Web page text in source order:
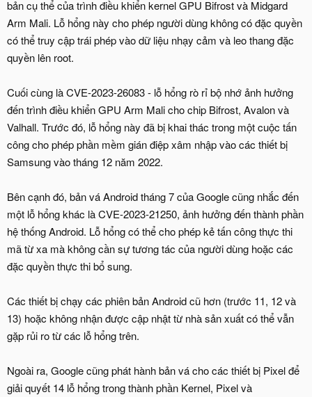
bản cụ thể của trình điều khiển kernel GPU Bifrost và Midgard
Arm Mali. Lỗ hổng này cho phép người dùng không có đặc quyền
có thể truy cập trái phép vào dữ liệu nhạy cảm và leo thang đặc
quyền lên root.
Cuối cùng là CVE-2023-26083 - lỗ hổng rò rỉ bộ nhớ ảnh hưởng
đến trình điều khiển GPU Arm Mali cho chip Bifrost, Avalon và
Valhall. Trước đó, lỗ hổng này đã bị khai thác trong một cuộc tấn
công cho phép phần mềm gián điệp xâm nhập vào các thiết bị
Samsung vào tháng 12 năm 2022.
Bên cạnh đó, bản vá Android tháng 7 của Google cũng nhắc đến
một lỗ hổng khác là CVE-2023-21250, ảnh hưởng đến thành phần
hệ thống Android. Lỗ hổng có thể cho phép kẻ tấn công thực thi
mã từ xa mà không cần sự tương tác của người dùng hoặc các
đặc quyền thực thi bổ sung.
Các thiết bị chạy các phiên bản Android cũ hơn (trước 11, 12 và
13) hoặc không nhận được cập nhật từ nhà sản xuất có thể vẫn
gặp rủi ro từ các lỗ hổng trên.
Ngoài ra, Google cũng phát hành bản vá cho các thiết bị Pixel để
giải quyết 14 lỗ hổng trong thành phần Kernel, Pixel và